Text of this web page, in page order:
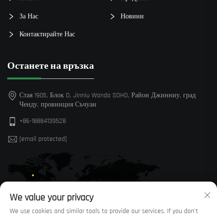
За Нас Новини
Контактирайте Нас
Останете на връзка
Стая 1905, Блок D, Jinniu Wanda SOHO, Район Джинниу, град
Ченду, провинция Съчуан
+86-18884139528
[email protected]
We value your privacy
We use cookies and similar tools to provide our services. If you don't